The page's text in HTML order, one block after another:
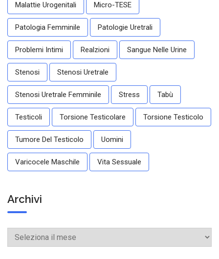
Malattie Urogenitali Micro-TESE
Patologia Femminile Patologie Uretrali
Problemi Intimi Realzioni Sangue Nelle Urine
Stenosi Stenosi Uretrale
Stenosi Uretrale Femminile Stress Tabù
Testicoli Torsione Testicolare Torsione Testicolo
Tumore Del Testicolo Uomini
Varicocele Maschile Vita Sessuale
Archivi
Archivi